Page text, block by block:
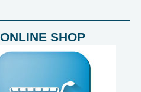
ONLINE SHOP